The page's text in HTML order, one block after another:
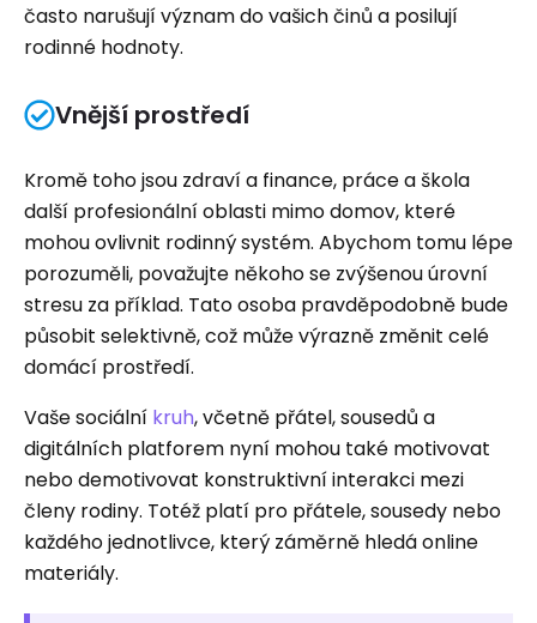
často narušují význam do vašich činů a posilují
rodinné hodnoty.
Vnější prostředí
Kromě toho jsou zdraví a finance, práce a škola
další profesionální oblasti mimo domov, které
mohou ovlivnit rodinný systém. Abychom tomu lépe
porozuměli, považujte někoho se zvýšenou úrovní
stresu za příklad. Tato osoba pravděpodobně bude
působit selektivně, což může výrazně změnit celé
domácí prostředí.
Vaše sociální kruh, včetně přátel, sousedů a
digitálních platforem nyní mohou také motivovat
nebo demotivovat konstruktivní interakci mezi
členy rodiny. Totéž platí pro přátele, sousedy nebo
každého jednotlivce, který záměrně hledá online
materiály.